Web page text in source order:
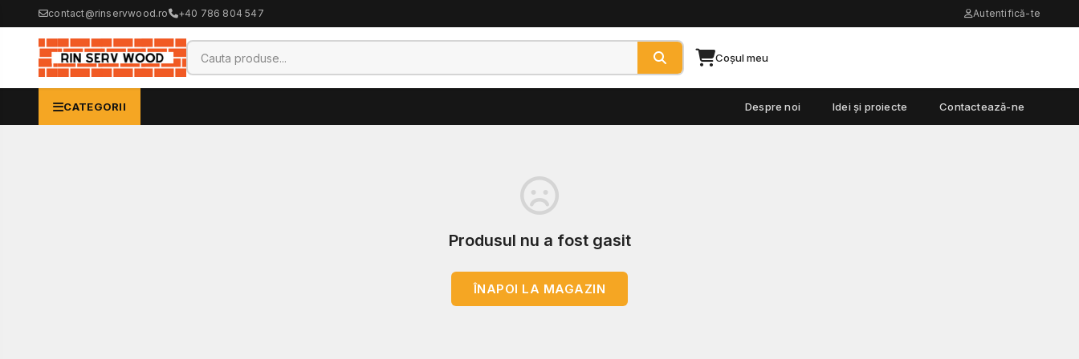
contact@rinservwood.ro +40 786 804 547 Autentifică-te
Coșul meu
CATEGORII Despre noi Idei și proiecte Contactează-ne
Produsul nu a fost gasit
ÎNAPOI LA MAGAZIN